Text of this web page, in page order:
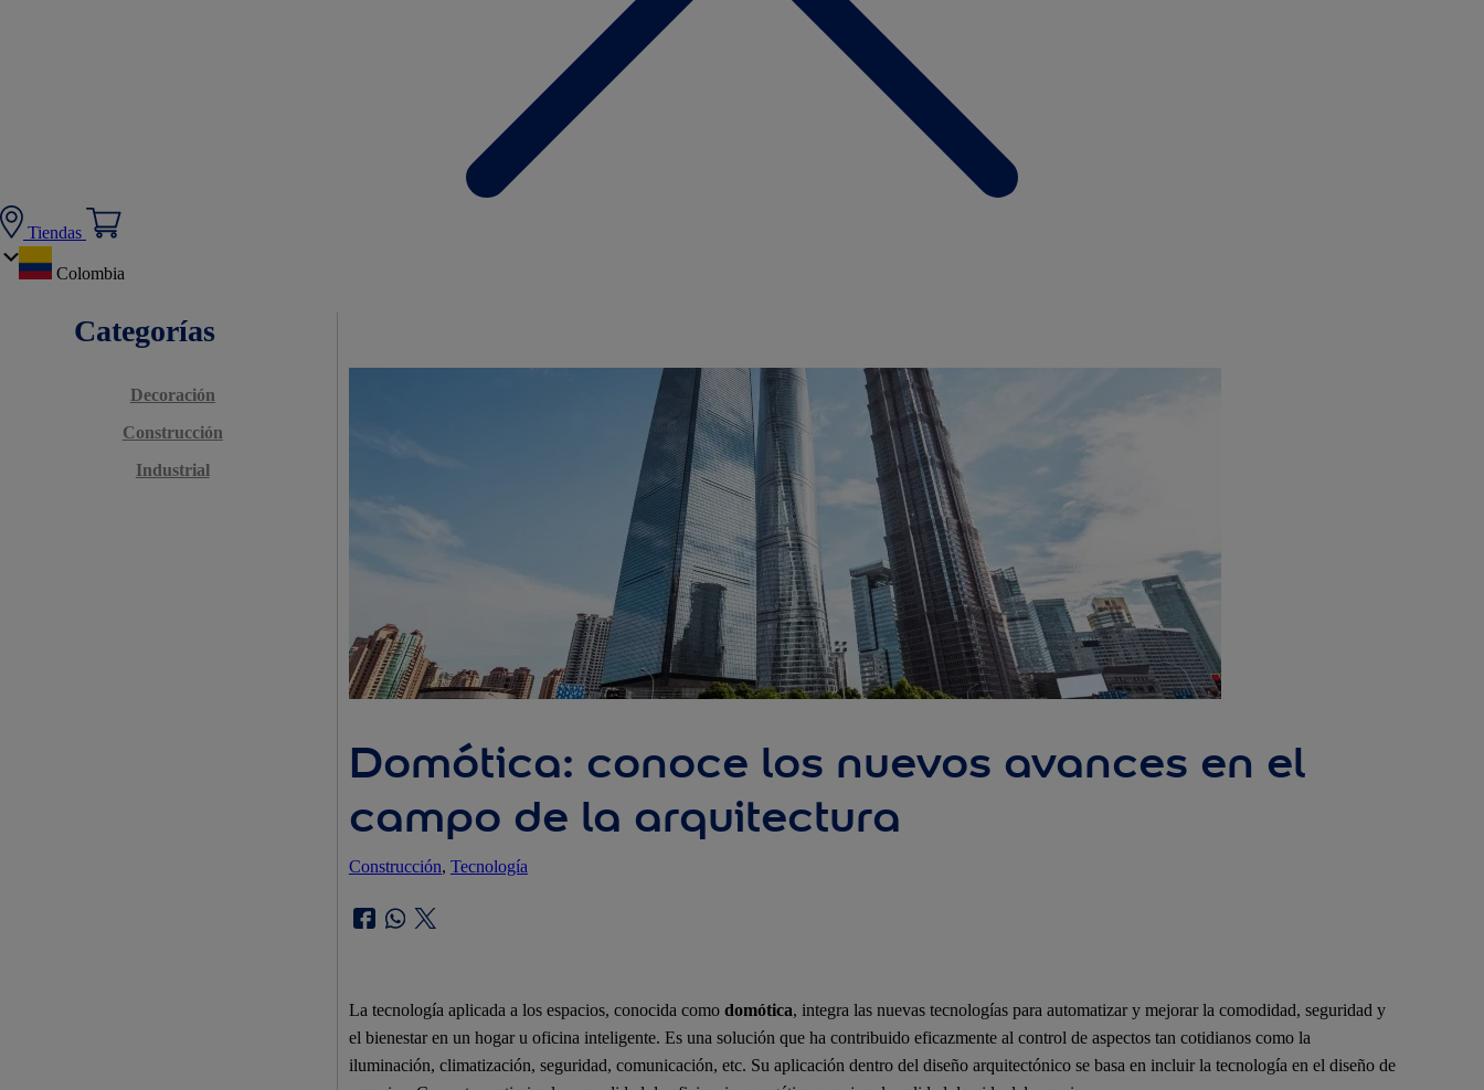
Tiendas
Colombia
Categorías
Decoración
Construcción
Industrial
Domótica: conoce los nuevos avances en el
campo de la arquitectura
Construcción, Tecnología
La tecnología aplicada a los espacios, conocida como domótica, integra las nuevas tecnologías para automatizar y mejorar la comodidad, seguridad y
el bienestar en un hogar u oficina inteligente. Es una solución que ha contribuido eficazmente al control de aspectos tan cotidianos como la
iluminación, climatización, seguridad, comunicación, etc. Su aplicación dentro del diseño arquitectónico se basa en incluir la tecnología en el diseño de